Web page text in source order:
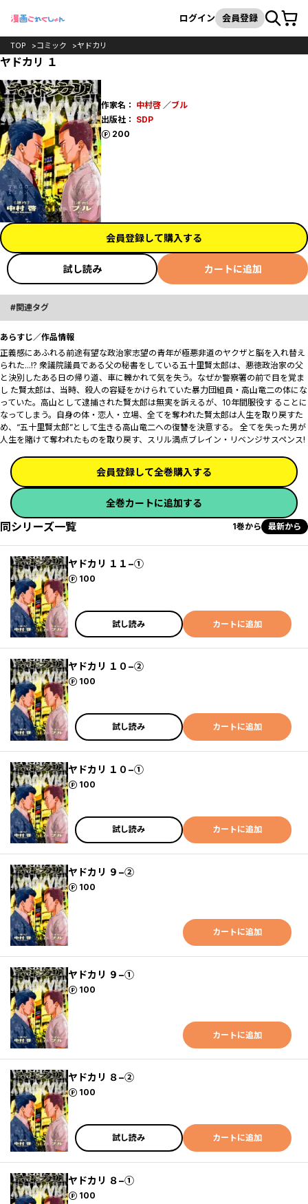
検索
ログイン 会員登録カート
TOP コミック ヤドカリ
ヤドカリ １
作家名： 中村啓／ブル
出版社： SDP
200
ポイント
会員登録して購入する
試し読み カートに追加
関連タグ
あらすじ／作品情報
正義感にあふれる前途有望な政治家志望の青年が極悪非道のヤクザと脳を入れ替え
られた...!? 衆議院議員である父の秘書をしている五十里賢太郎は、悪徳政治家の父
と決別したある日の帰り道、車に轢かれて気を失う。なぜか警察署の前で目を覚ま
し た賢太郎は、当時、殺人の容疑をかけられていた暴力団組員・高山竜二の体にな
っていた。高山として逮捕された賢太郎は無実を訴えるが、10年間服役す ることに
なってしまう。自身の体・恋人・立場、全てを奪われた賢太郎は人生を取り戻すた
め、“五十里賢太郎”として生きる高山竜二への復讐を決意する。 全てを失った男が
人生を賭けて奪われたものを取り戻す、スリル満点ブレイン・リベンジサスペンス!
会員登録して全巻購入する
全巻カートに追加する
同シリーズ一覧 1巻から 最新から
ヤドカリ １１−①
100
ポイント
試し読み カートに追加
ヤドカリ １０−②
100
ポイント
試し読み カートに追加
ヤドカリ １０−①
100
ポイント
試し読み カートに追加
ヤドカリ ９−②
100
ポイント
カートに追加
ヤドカリ ９−①
100
ポイント
カートに追加
ヤドカリ ８−②
100
ポイント
試し読み カートに追加
ヤドカリ ８−①
100
ポイント